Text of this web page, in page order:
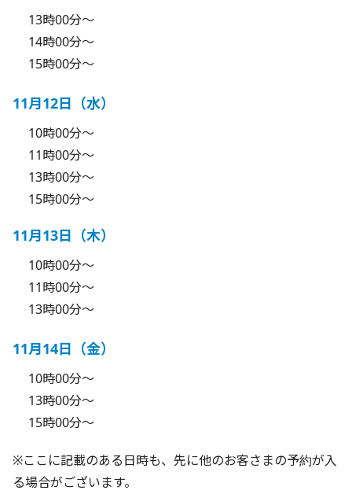
13時00分～
14時00分～
15時00分～
11月12日（水）
10時00分～
11時00分～
13時00分～
15時00分～
11月13日（木）
10時00分～
11時00分～
13時00分～
11月14日（金）
10時00分～
13時00分～
15時00分～
※ここに記載のある日時も、先に他のお客さまの予約が入
る場合がございます。